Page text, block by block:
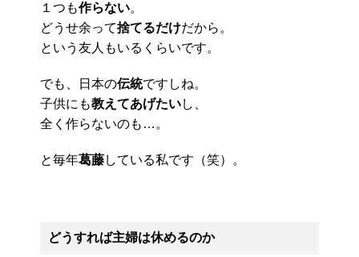
１つも作らない。
どうせ余って捨てるだけだから。
という友人もいるくらいです。
でも、日本の伝統ですしね。
子供にも教えてあげたいし、
全く作らないのも…。
と毎年葛藤している私です（笑）。
どうすれば主婦は休めるのか